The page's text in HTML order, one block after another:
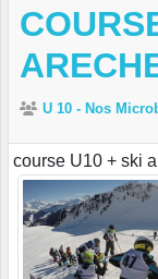
U 10 - Nos
course U10 + ski